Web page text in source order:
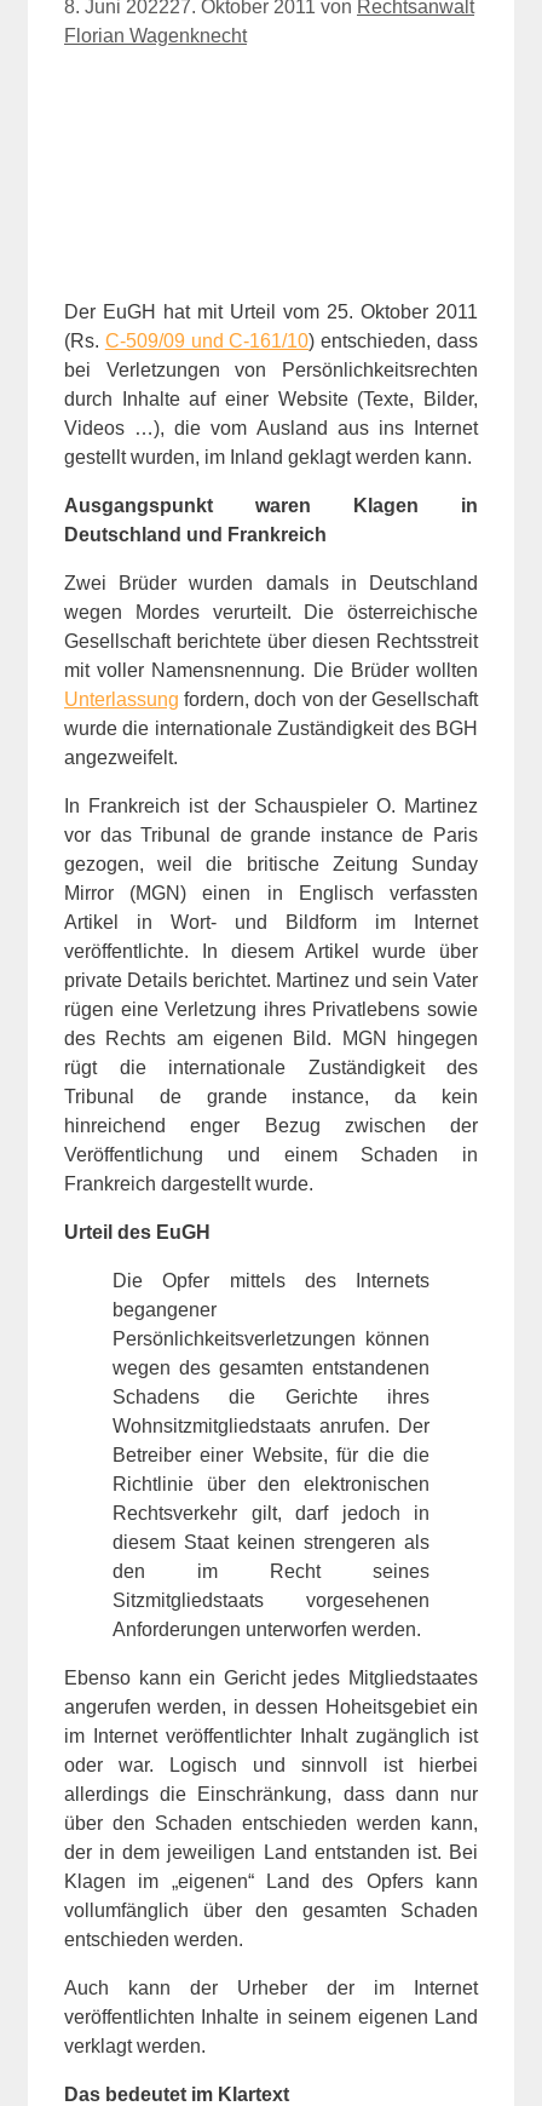
8. Juni 202227. Oktober 2011 von Rechtsanwalt
Florian Wagenknecht
Der EuGH hat mit Urteil vom 25. Oktober 2011
(Rs. C-509/09 und C‑161/10) entschieden, dass
bei Verletzungen von Persönlichkeitsrechten
durch Inhalte auf einer Website (Texte, Bilder,
Videos …), die vom Ausland aus ins Internet
gestellt wurden, im Inland geklagt werden kann.
Ausgangspunkt waren Klagen in
Deutschland und Frankreich
Zwei Brüder wurden damals in Deutschland
wegen Mordes verurteilt. Die österreichische
Gesellschaft berichtete über diesen Rechtsstreit
mit voller Namensnennung. Die Brüder wollten
Unterlassung fordern, doch von der Gesellschaft
wurde die internationale Zuständigkeit des BGH
angezweifelt.
In Frankreich ist der Schauspieler O. Martinez
vor das Tribunal de grande instance de Paris
gezogen, weil die britische Zeitung Sunday
Mirror (MGN) einen in Englisch verfassten
Artikel in Wort- und Bildform im Internet
veröffentlichte. In diesem Artikel wurde über
private Details berichtet. Martinez und sein Vater
rügen eine Verletzung ihres Privatlebens sowie
des Rechts am eigenen Bild. MGN hingegen
rügt die internationale Zuständigkeit des
Tribunal de grande instance, da kein
hinreichend enger Bezug zwischen der
Veröffentlichung und einem Schaden in
Frankreich dargestellt wurde.
Urteil des EuGH
Die Opfer mittels des Internets
begangener
Persönlichkeitsverletzungen können
wegen des gesamten entstandenen
Schadens die Gerichte ihres
Wohnsitzmitgliedstaats anrufen. Der
Betreiber einer Website, für die die
Richtlinie über den elektronischen
Rechtsverkehr gilt, darf jedoch in
diesem Staat keinen strengeren als
den im Recht seines
Sitzmitgliedstaats vorgesehenen
Anforderungen unterworfen werden.
Ebenso kann ein Gericht jedes Mitgliedstaates
angerufen werden, in dessen Hoheitsgebiet ein
im Internet veröffentlichter Inhalt zugänglich ist
oder war. Logisch und sinnvoll ist hierbei
allerdings die Einschränkung, dass dann nur
über den Schaden entschieden werden kann,
der in dem jeweiligen Land entstanden ist. Bei
Klagen im „eigenen“ Land des Opfers kann
vollumfänglich über den gesamten Schaden
entschieden werden.
Auch kann der Urheber der im Internet
veröffentlichten Inhalte in seinem eigenen Land
verklagt werden.
Das bedeutet im Klartext